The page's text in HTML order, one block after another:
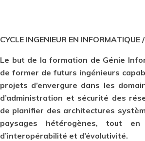
CYCLE INGENIEUR EN INFORMATIQUE /
Le but de la formation de Génie
de former de futurs ingénieurs
projets d’envergure dans les
d’administration et sécurité des
de planifier des architectures
paysages hétérogènes, tout
d’interopérabilité et d’évolutivité.